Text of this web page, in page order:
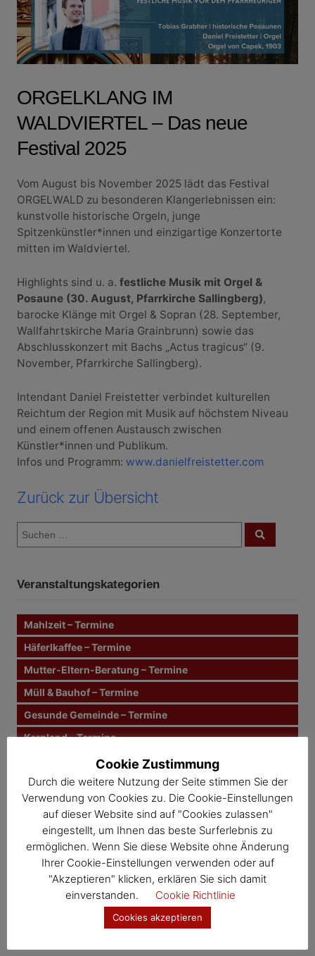
ORGELKLANG IM
WALDVIERTEL – Das neue
Festival 2025
Vom August bis November 2025 lädt das Festival
ORGELWALD zu besonderen Klangerlebnissen ein:
kunstvolle historische Orgeln, junge
Spitzenkünstler*innen und einzigartige Konzertorte
mitten im Waldviertel.
Highlights sind u. a.festliche Musik mit Orgel &
Posaune (30. August, Pfarrkirche Sallingberg),
barocke Klänge mit Orgel & Sopran (28. September,
Wallfahrtskirche Maria Grainbrunn) sowie das
Abschlusskonzert mit Bachs „Actus tragicus“ (9.
November, Pfarrkirche Sallingberg).
Intendant Daniel Freistetter verbindet kulturellen
Reichtum der Region mit Musik auf höchstem Niveau
und einem offenen Austausch zwischen
Künstler*innen und Publikum.
Infos und Programm: www.danielfreistetter.com
Zurück zur Übersicht
e
n
a
h
S
Veranstaltungskategorien
Mahlzeit – Termine
Häferlkaffee – Termine
Mutter-Eltern-Beratung – Termine
Müll & Bauhof – Termine
Gesunde Gemeinde – Termine
Kernland – Termine
Wosdawö – Termine
Veranstaltungskalender
Cookie Zustimmung
Durch die weitere Nutzung der Seite stimmen Sie der
Verwendung von Cookies zu. Die Cookie-Einstellungen
auf dieser Website sind auf "Cookies zulassen"
eingestellt, um Ihnen das beste Surferlebnis zu
ermöglichen. Wenn Sie diese Website ohne Änderung
Ihrer Cookie-Einstellungen verwenden oder auf
"Akzeptieren" klicken, erklären Sie sich damit
einverstanden.
Cookie Richtlinie
Cookies akzeptieren